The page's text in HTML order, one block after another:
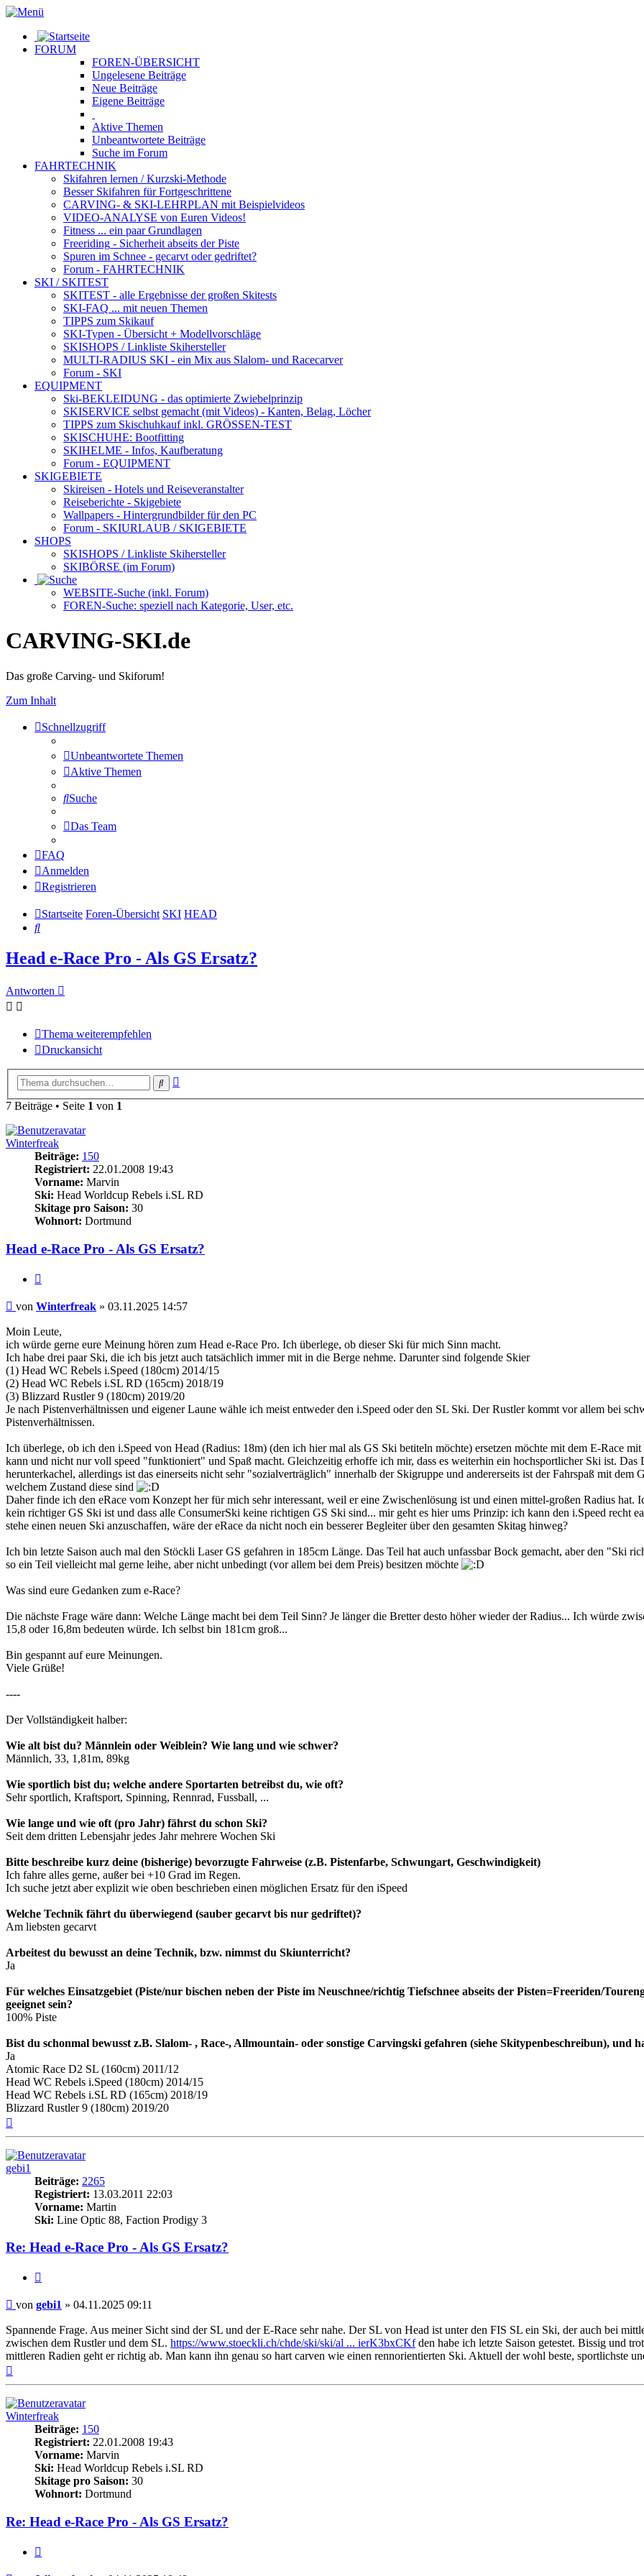
FORUM
FOREN-ÜBERSICHT
Ungelesene Beiträge
Neue Beiträge
Eigene Beiträge
Aktive Themen
Unbeantwortete Beiträge
Suche im Forum
FAHRTECHNIK
Skifahren lernen / Kurzski-Methode
Besser Skifahren für Fortgeschrittene
CARVING- & SKI-LEHRPLAN mit Beispielvideos
VIDEO-ANALYSE von Euren Videos!
Fitness ... ein paar Grundlagen
Freeriding - Sicherheit abseits der Piste
Spuren im Schnee - gecarvt oder gedriftet?
Forum - FAHRTECHNIK
SKI / SKITEST
SKITEST - alle Ergebnisse der großen Skitests
SKI-FAQ ... mit neuen Themen
TIPPS zum Skikauf
SKI-Typen - Übersicht + Modellvorschläge
SKISHOPS / Linkliste Skihersteller
MULTI-RADIUS SKI - ein Mix aus Slalom- und Racecarver
Forum - SKI
EQUIPMENT
Ski-BEKLEIDUNG - das optimierte Zwiebelprinzip
SKISERVICE selbst gemacht (mit Videos) - Kanten, Belag, Löcher
TIPPS zum Skischuhkaufinkl. GRÖSSEN-TEST
SKISCHUHE: Bootfitting
SKIHELME - Infos, Kaufberatung
Forum - EQUIPMENT
SKIGEBIETE
Skireisen - Hotels und Reiseveranstalter
Reiseberichte - Skigebiete
Wallpapers - Hintergrundbilder für den PC
Forum - SKIURLAUB / SKIGEBIETE
SHOPS
SKISHOPS / Linkliste Skihersteller
SKIBÖRSE (im Forum)
WEBSITE-Suche (inkl. Forum)
FOREN-Suche: speziell nach Kategorie, User, etc.
CARVING-SKI.de
Das große Carving- und Skiforum!
Zum Inhalt
Schnellzugriff
Unbeantwortete Themen
Aktive Themen
Suche
Das Team
FAQ
Anmelden
Registrieren
Startseite Foren-Übersicht SKI HEAD
Suche
Head e-Race Pro - Als GS Ersatz?
Antworten
Thema weiterempfehlen
Druckansicht
Suche
7 Beiträge • Seite 1 von 1
Winterfreak
Beiträge: 150
Registriert: 22.01.2008 19:43
Vorname: Marvin
Ski: Head Worldcup Rebels i.SL RD
Skitage pro Saison: 30
Wohnort: Dortmund
Head e-Race Pro - Als GS Ersatz?
Beitrag
von Winterfreak » 03.11.2025 14:57
Moin Leute,
ich würde gerne eure Meinung hören zum Head e-Race Pro. Ich überlege, ob dieser Ski für mich Sinn macht.
Ich habe drei paar Ski, die ich bis jetzt auch tatsächlich immer mit in die Berge nehme. Darunter sind folgende Skier
(1) Head WC Rebels i.Speed (180cm) 2014/15
(2) Head WC Rebels i.SL RD (165cm) 2018/19
(3) Blizzard Rustler 9 (180cm) 2019/20
Je nach Pistenverhältnissen und eigener Laune wähle ich meist entweder den i.Speed oder den SL Ski. Der Rustler kommt vor allem bei
Pistenverhältnissen.
Ich überlege, ob ich den i.Speed von Head (Radius: 18m) (den ich hier mal als GS Ski betiteln möchte) ersetzen möchte mit dem E-Race
kann und nicht nur voll speed "funktioniert" und Spaß macht. Gleichzeitig erhoffe ich mir, dass es weiterhin ein hochsportlicher Ski ist. Das
herunterkachel, allerdings ist das einerseits nicht sehr "sozialverträglich" innerhalb der Skigruppe und andererseits ist der Fahrspaß mit
welchem Zustand diese sind
Daher finde ich den eRace vom Konzept her für mich sehr interessant, weil er eine Zwischenlösung ist und einen mittel-großen Radius hat.
kein richtiger GS Ski ist und dass alle ConsumerSki keine richtigen GS Ski sind... mir geht es hier ums Prinzip: ich kann den i.Speed recht
stehe einen neuen Ski anzuschaffen, wäre der eRace da nicht noch ein besserer Begleiter über den gesamten Skitag hinweg?
Ich bin letzte Saison auch mal den Stöckli Laser GS gefahren in 185cm Länge. Das Teil hat auch unfassbar Bock gemacht, aber den "Ski
so ein Teil vielleicht mal gerne leihe, aber nicht unbedingt (vor allem bei dem Preis) besitzen möchte
Was sind eure Gedanken zum e-Race?
Die nächste Frage wäre dann: Welche Länge macht bei dem Teil Sinn? Je länger die Bretter desto höher wieder der Radius... Ich würde
15,8 oder 16,8m bedeuten würde. Ich selbst bin 181cm groß...
Bin gespannt auf eure Meinungen.
Viele Grüße!
----
Der Vollständigkeit halber:
Wie alt bist du? Männlein oder Weiblein? Wie lang und wie schwer?
Männlich, 33, 1,81m, 89kg
Wie sportlich bist du; welche andere Sportarten betreibst du, wie oft?
Sehr sportlich, Kraftsport, Spinning, Rennrad, Fussball, ...
Wie lange und wie oft (pro Jahr) fährst du schon Ski?
Seit dem dritten Lebensjahr jedes Jahr mehrere Wochen Ski
Bitte beschreibe kurz deine (bisherige) bevorzugte Fahrweise (z.B. Pistenfarbe, Schwungart, Geschwindigkeit)
Ich fahre alles gerne, außer bei +10 Grad im Regen.
Ich suche jetzt aber explizit wie oben beschrieben einen möglichen Ersatz für den iSpeed
Welche Technik fährt du überwiegend (sauber gecarvt bis nur gedriftet)?
Am liebsten gecarvt
Arbeitest du bewusst an deine Technik, bzw. nimmst du Skiunterricht?
Ja
Für welches Einsatzgebiet (Piste/nur bischen neben der Piste im Neuschnee/richtig Tiefschnee abseits der Pisten=Freeriden/
geeignet sein?
100% Piste
Bist du schonmal bewusst z.B. Slalom- , Race-, Allmountain- oder sonstige Carvingski gefahren (siehe Skitypenbeschreibun), und
Ja
Atomic Race D2 SL (160cm) 2011/12
Head WC Rebels i.Speed (180cm) 2014/15
Head WC Rebels i.SL RD (165cm) 2018/19
Blizzard Rustler 9 (180cm) 2019/20
gebi1
Beiträge: 2265
Registriert: 13.03.2011 22:03
Vorname: Martin
Ski: Line Optic 88, Faction Prodigy 3
Re: Head e-Race Pro - Als GS Ersatz?
Beitrag
von gebi1 » 04.11.2025 09:11
Spannende Frage. Aus meiner Sicht sind der SL und der E-Race sehr nahe. Der SL von Head ist unter den FIS SL ein Ski, der auch bei
zwischen dem Rustler und dem SL. https://www.stoeckli.ch/chde/ski/ski/al ... ierK3bxCKfden habe ich letzte Saison getestet. Bissig und
mittleren Radien geht er richtig ab. Man kann ihn genau so hart carven wie einen rennorientierten Ski. Aktuell der wohl beste, sportlichste
Winterfreak
Beiträge: 150
Registriert: 22.01.2008 19:43
Vorname: Marvin
Ski: Head Worldcup Rebels i.SL RD
Skitage pro Saison: 30
Wohnort: Dortmund
Re: Head e-Race Pro - Als GS Ersatz?